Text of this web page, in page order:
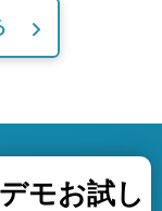
モお試し